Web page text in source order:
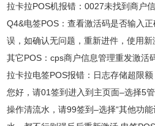
拉卡拉POS机报错：0027未找到商户
Q4&电签POS：查看激活码是否输入
误，如确认无问题，重新进件，使用新
其它POS：cps商户信息管理重发激活
拉卡拉电签POS报错：日志存储超限
您好，请01签到进入到主页面–选择5
操作清流水，请99签到–选择“其他功